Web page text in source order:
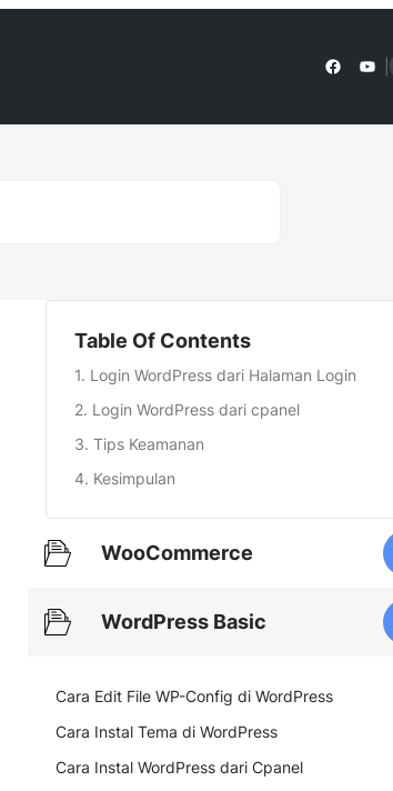
Table Of Contents
Login WordPress dari Halaman Login
Login WordPress dari cpanel
Tips Keamanan
Kesimpulan
WooCommerce
WordPress Basic
Cara Edit File WP-Config di WordPress
Cara Instal Tema di WordPress
Cara Instal WordPress dari Cpanel